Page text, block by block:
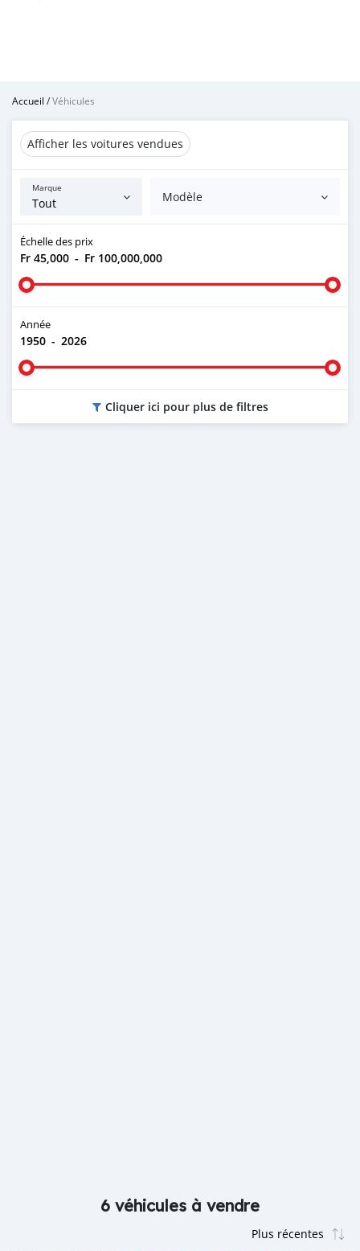
Accueil /Véhicules
Afficher les voitures vendues
Marque
Modèle
Échelle des prix
Fr 45,000 - Fr 100,000,000
Année
1950 - 2026
Cliquer ici pour plus de filtres
6 véhicules à vendre